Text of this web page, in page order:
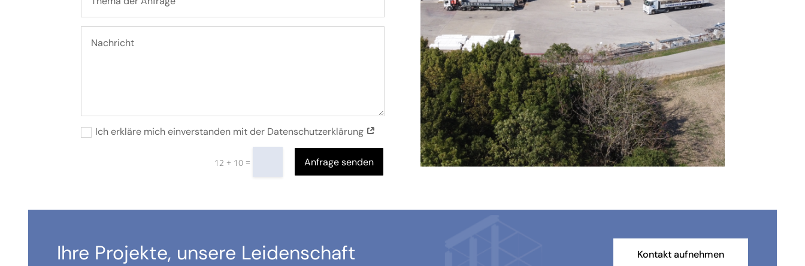
Ich erkläre mich einverstanden mit der Datenschutzerklärung
12 + 10 = Anfrage senden
Ihre Projekte, unsere Leidenschaft Kontakt aufnehmen